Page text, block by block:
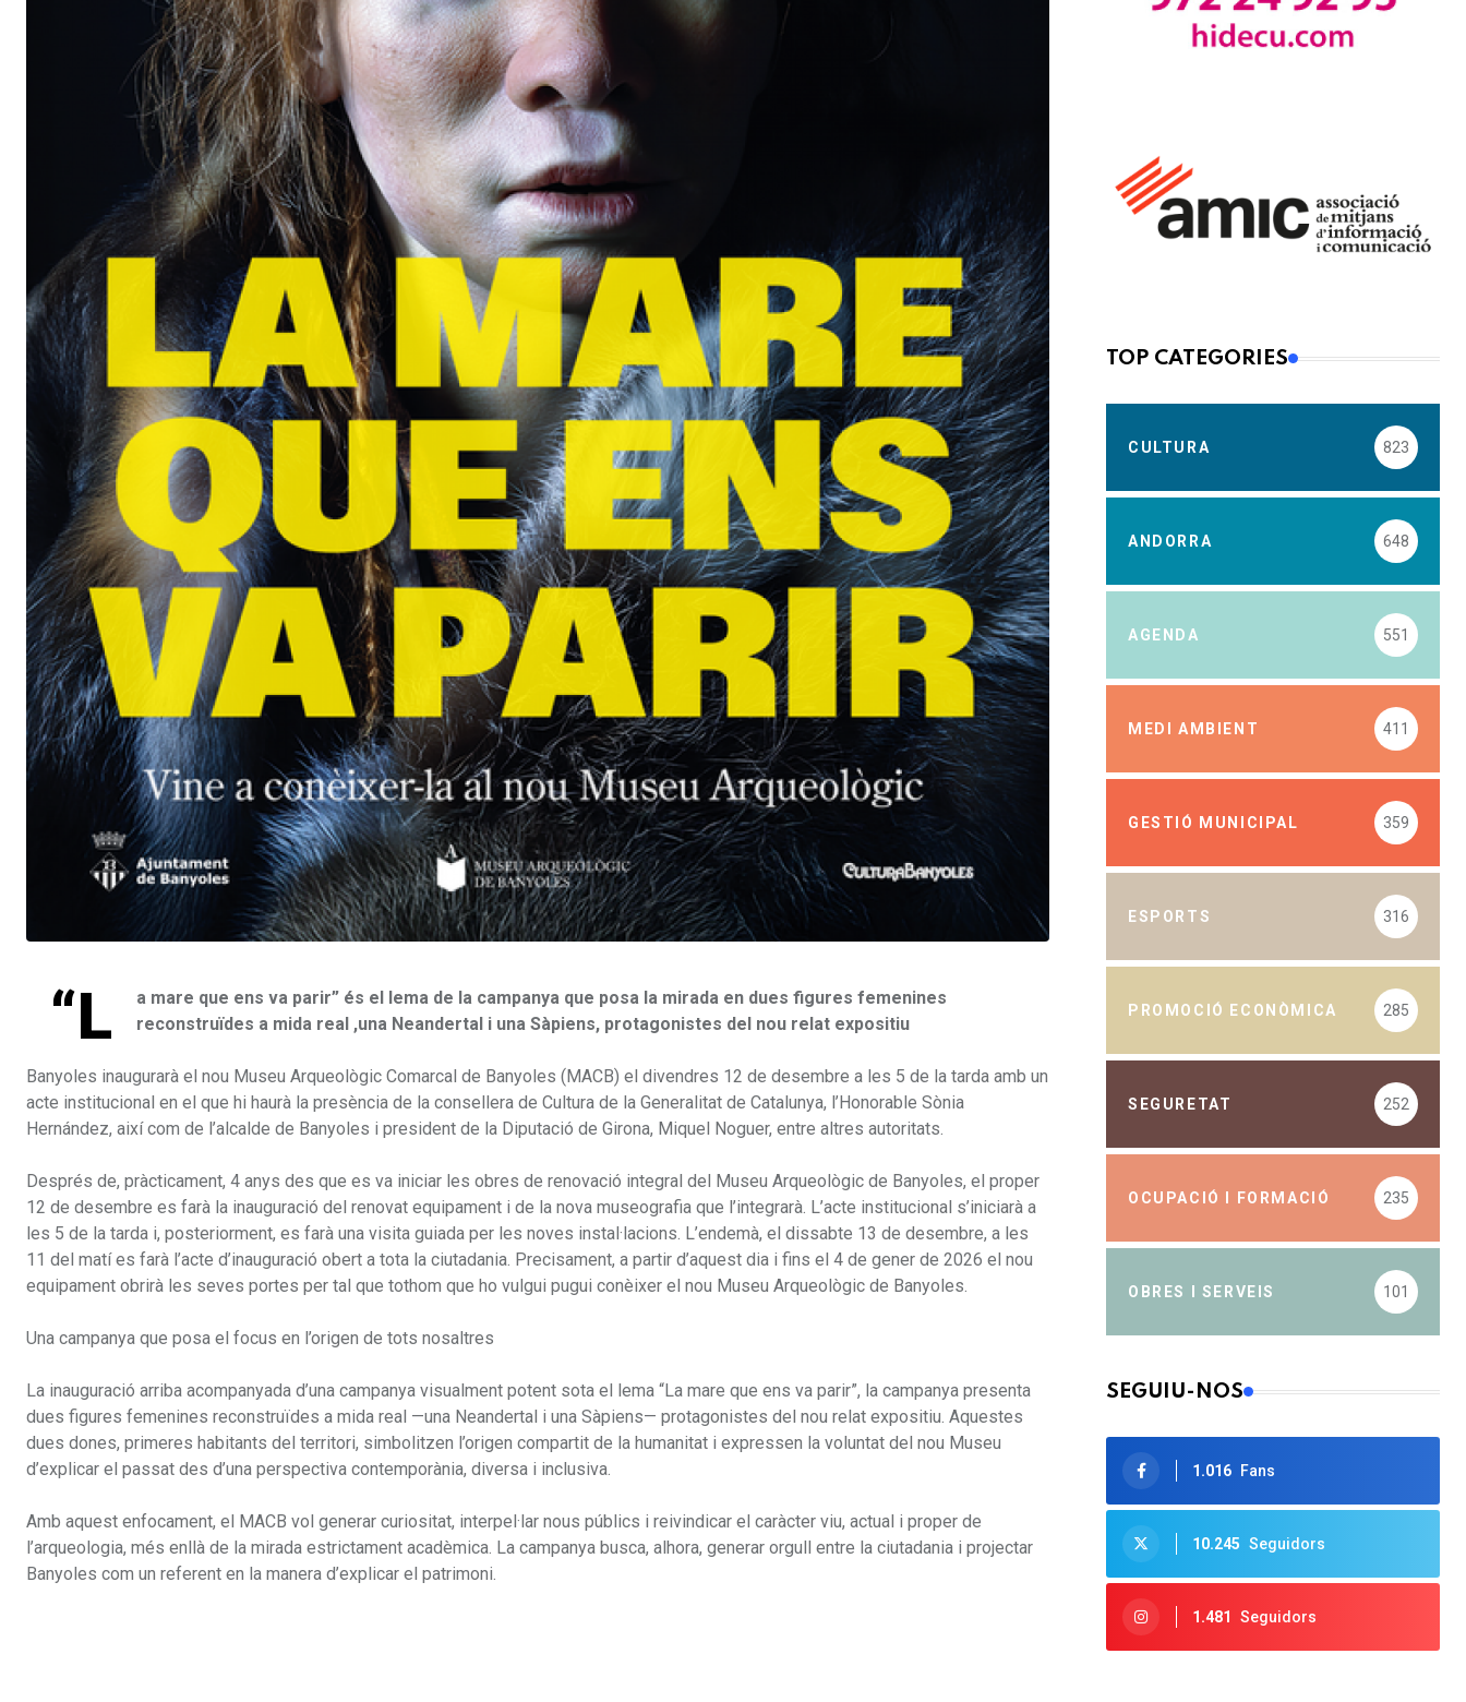
“L
a mare que ens va parir” és el lema de la campanya que posa la mirada en dues figures femenines
reconstruïdes a mida real ,una Neandertal i una Sàpiens, protagonistes del nou relat expositiu
Banyoles inaugurarà el nou Museu Arqueològic Comarcal de Banyoles (MACB) el divendres 12 de desembre a les 5 de la tarda amb un
acte institucional en el que hi haurà la presència de la consellera de Cultura de la Generalitat de Catalunya, l’Honorable Sònia
Hernández, així com de l’alcalde de Banyoles i president de la Diputació de Girona, Miquel Noguer, entre altres autoritats.
Després de, pràcticament, 4 anys des que es va iniciar les obres de renovació integral del Museu Arqueològic de Banyoles, el proper
12 de desembre es farà la inauguració del renovat equipament i de la nova museografia que l’integrarà. L’acte institucional s’iniciarà a
les 5 de la tarda i, posteriorment, es farà una visita guiada per les noves instal·lacions. L’endemà, el dissabte 13 de desembre, a les
11 del matí es farà l’acte d’inauguració obert a tota la ciutadania. Precisament, a partir d’aquest dia i fins el 4 de gener de 2026 el nou
equipament obrirà les seves portes per tal que tothom que ho vulgui pugui conèixer el nou Museu Arqueològic de Banyoles.
Una campanya que posa el focus en l’origen de tots nosaltres
La inauguració arriba acompanyada d’una campanya visualment potent sota el lema “La mare que ens va parir”, la campanya presenta
dues figures femenines reconstruïdes a mida real —una Neandertal i una Sàpiens— protagonistes del nou relat expositiu. Aquestes
dues dones, primeres habitants del territori, simbolitzen l’origen compartit de la humanitat i expressen la voluntat del nou Museu
d’explicar el passat des d’una perspectiva contemporània, diversa i inclusiva.
Amb aquest enfocament, el MACB vol generar curiositat, interpel·lar nous públics i reivindicar el caràcter viu, actual i proper de
l’arqueologia, més enllà de la mirada estrictament acadèmica. La campanya busca, alhora, generar orgull entre la ciutadania i projectar
Banyoles com un referent en la manera d’explicar el patrimoni.
TOP CATEGORIES
CULTURA 823
ANDORRA 648
AGENDA 551
MEDI AMBIENT 411
GESTIÓ MUNICIPAL 359
ESPORTS 316
PROMOCIÓ ECONÒMICA 285
SEGURETAT 252
OCUPACIÓ I FORMACIÓ 235
OBRES I SERVEIS 101
SEGUIU-NOS
1.016 Fans
10.245 Seguidors
1.481 Seguidors